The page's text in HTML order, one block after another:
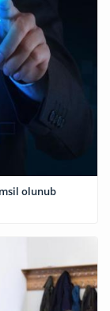
olunub